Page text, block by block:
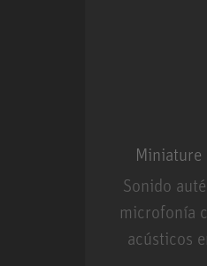
Miniature
Sonido
microfonía
acústicos